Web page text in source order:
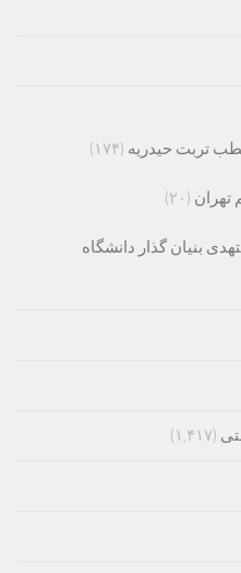
تربت حیدریه (۱۷۴)
تهران (۲۰)
بنیان گذار دانشگاه
(۱,۴۱۷)